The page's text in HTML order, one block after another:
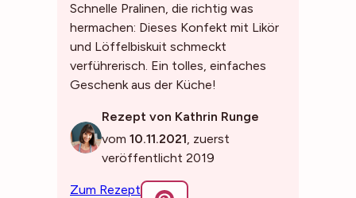
Schnelle Pralinen, die richtig was
hermachen: Dieses Konfekt mit Likör
und Löffelbiskuit schmeckt
verführerisch. Ein tolles, einfaches
Geschenk aus der Küche!
Rezept von Kathrin Runge
vom 10.11.2021, zuerst
veröffentlicht 2019
Zum Rezept